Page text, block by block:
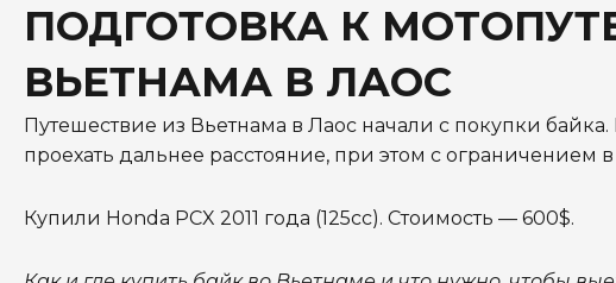
ПОДГОТОВКА К
ВЬЕТНАМА В ЛАОС
Путешествие из Вьетнама в Лаос начали с покупки
проехать дальнее расстояние, при этом с ограничением
Купили Honda PCX 2011 года (125cc). Стоимость — 600$.